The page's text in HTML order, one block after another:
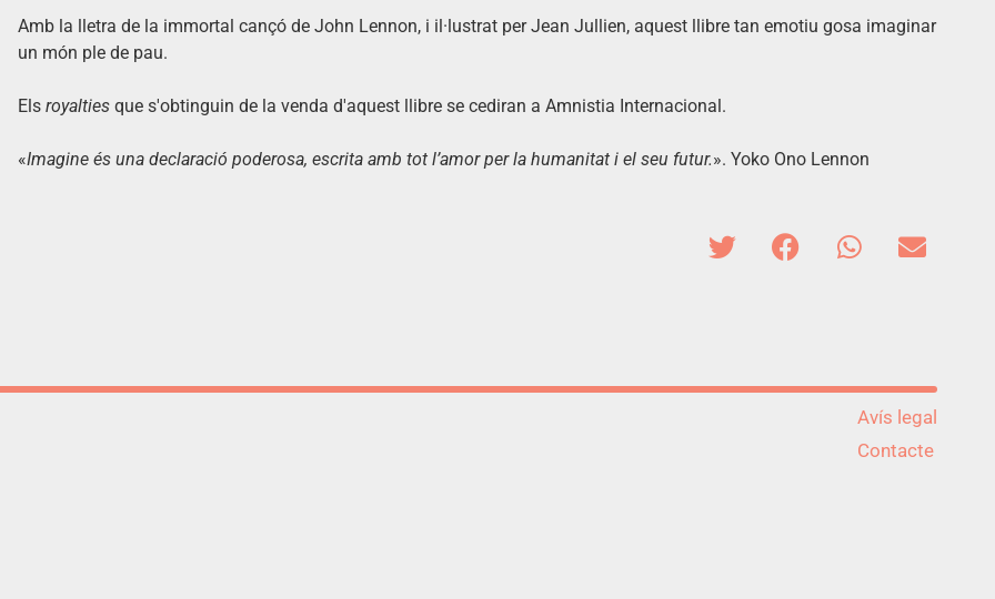
Amb la lletra de la immortal cançó de John Lennon, i il·lustrat per Jean Jullien, aquest llibre tan emotiu gosa imaginar
un món ple de pau.
Els royalties que s'obtinguin de la venda d'aquest llibre se cediran a Amnistia Internacional.
«Imagine és una declaració poderosa, escrita amb tot l’amor per la humanitat i el seu futur.». Yoko Ono Lennon
Avís legal
Contacte